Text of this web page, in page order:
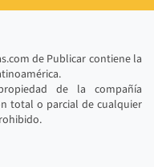
de Publicar contiene la
de la compañía
total o parcial de cualquier